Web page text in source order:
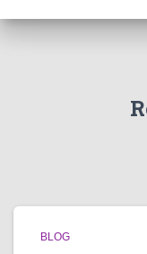
BLOG